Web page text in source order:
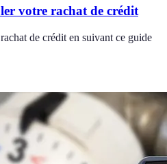
votre rachat de crédit
de crédit en suivant ce guide